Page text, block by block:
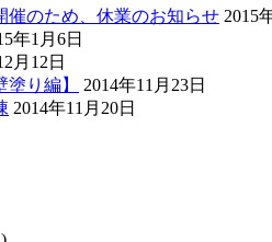
催のため、休業のお知らせ 2015
年1月6日
月12日
り編】
2014年11月23日
2014年11月20日